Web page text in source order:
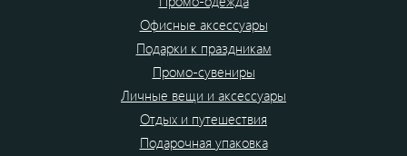
Офисные аксессуары
Подарки к праздникам
Промо-сувениры
Личные вещи и аксессуары
Отдых и путешествия
Подарочная упаковка